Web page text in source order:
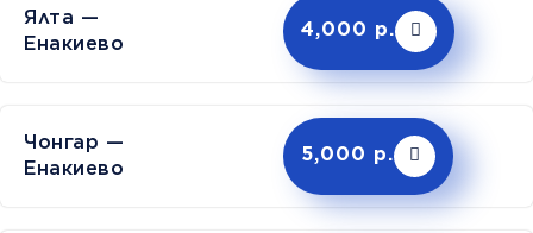
Ялта —
Енакиево
4,000 р.
Чонгар —
Енакиево
5,000 р.